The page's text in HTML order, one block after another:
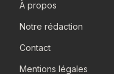
À propos
Notre rédaction
Contact
Mentions légales